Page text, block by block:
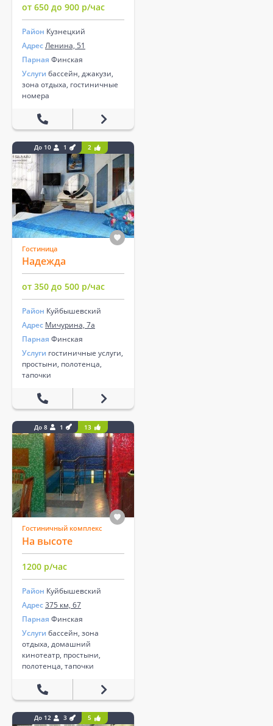
от 650 до 900 р/час
Район Кузнецкий
АдресЛенина, 51
Парная Финская
Услуги бассейн, джакузи,
зона отдыха, гостиничные
номера
До 10 1 2
Гостиница
Надежда
от 350 до 500 р/час
Район Куйбышевский
Адрес Мичурина, 7а
Парная Финская
Услуги гостиничные услуги,
простыни, полотенца,
тапочки
До 8 1 13
Гостиничный комплекс
На высоте
1200 р/час
Район Куйбышевский
Адрес375 км, 67
Парная Финская
Услуги бассейн, зона
отдыха, домашний
кинотеатр, простыни,
полотенца, тапочки
До 12 3 5